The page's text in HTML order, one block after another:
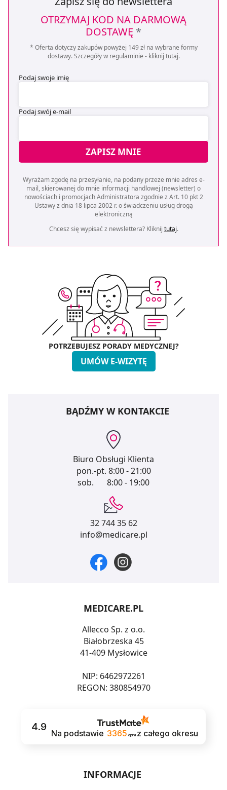
OTRZYMAJ KOD NA DARMOWĄ
DOSTAWĘ *
* Oferta dotyczy zakupów powyżej 149 zł na wybrane formy
dostawy. Szczegóły w regulaminie - kliknij tutaj.
Podaj swoje imię
Podaj swój e-mail
ZAPISZ MNIE
Wyrażam zgodę na przesyłanie, na podany przeze mnie adres e-
mail, skierowanej do mnie informacji handlowej (newsletter) o
nowościach i promocjach Administratora zgodnie z Art. 10 pkt 2
Ustawy z dnia 18 lipca 2002 r. o świadczeniu usług drogą
elektroniczną
Chcesz się wypisać z newslettera? Kliknij tutaj.
POTRZEBUJESZ PORADY MEDYCZNEJ?
UMÓW E-WIZYTĘ
BĄDŹMY W KONTAKCIE
Biuro Obsługi Klienta
pon.-pt. 8:00 - 21:00
sob.
8:00 - 19:00
32 744 35 62
info@medicare.pl
MEDICARE.PL
Allecco Sp. z o.o.
Białobrzeska 45
41-409 Mysłowice
NIP: 6462972261
REGON: 380854970
4.9
Na podstawie 3365 opinii z całego okresu
INFORMACJE